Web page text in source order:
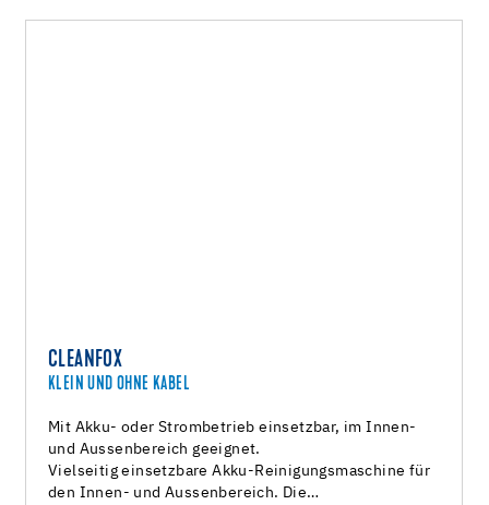
CLEANFOX
KLEIN UND OHNE KABEL
Mit Akku- oder Strombetrieb einsetzbar, im Innen-
und Aussenbereich geeignet.
Vielseitig einsetzbare Akku-Reinigungsmaschine für
den Innen- und Aussenbereich. Die…